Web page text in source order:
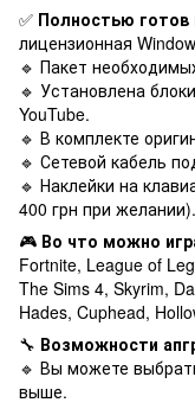
✅ Полностью готов
лицензионная
🔹 Пакет
🔹 Установлена
YouTube.
🔹 В комплекте
🔹 Сетевой кабель
🔹 Наклейки на
400 грн при желании).
🎮 Во что можно
Fortnite, League of
The Sims 4, Skyrim,
Hades, Cuphead,
🔧 Возможности
🔹 Вы можете
выше.